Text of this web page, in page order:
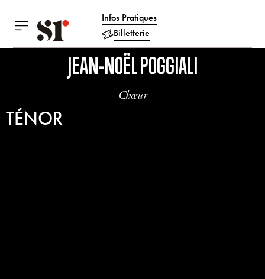
Infos Pratiques
Billetterie
JEAN-NOËL POGGIALI
Chœur
TÉNOR